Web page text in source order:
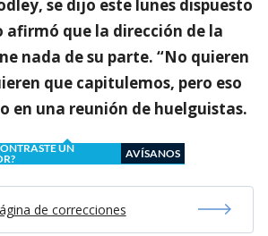
se dijo este lunes dispuesto
afirmó que la dirección de la
nada de su parte. “No quieren
que capitulemos, pero eso
en una reunión de huelguistas.
UN
AVÍSANOS
de correcciones